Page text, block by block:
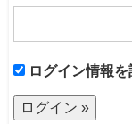
ログイン情報を